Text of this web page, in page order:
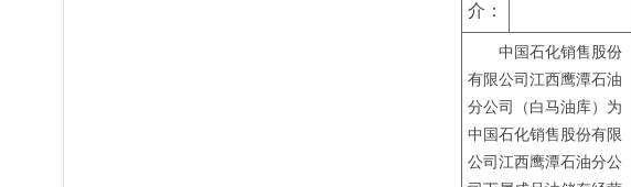
介：
中国石化销售股份
有限公司江西鹰潭石油
分公司（白马油库） 为
中国石化销售股份有限
公司江西鹰潭石油分公